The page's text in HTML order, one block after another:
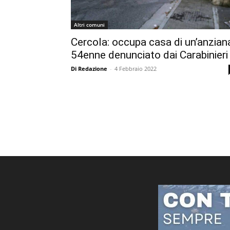
Altri comuni
Cercola: occupa casa di
54enne denunciato dai Carabinieri
Di Redazione - 4 Febbraio 2022